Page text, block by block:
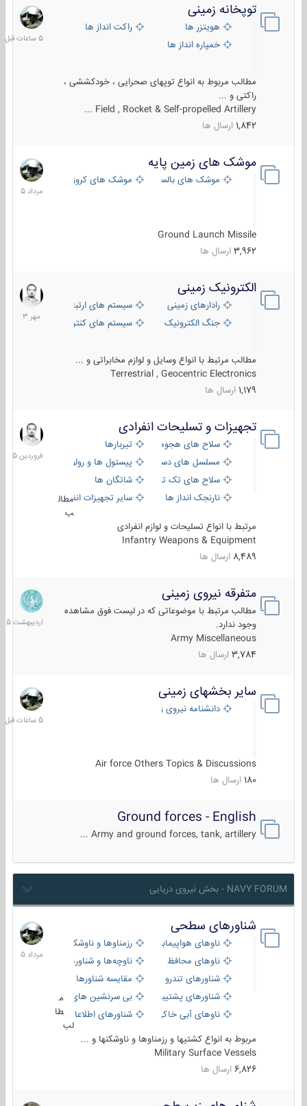
توپخانه زمینی
هویتزر ها
راکت انداز ها
خمپاره انداز ها
مطالب مربوط به انواع توپهای صحرایی ، خودکششی ،
راکتی و ...
Field , Rocket & Self-propelled Artillery ...
1,842 ارسال ها
5
ساعات
قبل
موشک های زمین پایه
موشک های بالستیک موشک های کروز
Ground Launch Missile
3,962 ارسال ها
2
مرداد
1405
الکترونیک زمینی
رادارهای زمینی
سیستم های ارتباطی و جمع آوری
جنگ الکترونیک
سیستم های کنترل آتش و تجهیزات
مطالب مرتبط با انواع وسایل و لوازم مخابراتی و ...
Terrestrial , Geocentric Electronics
1,179 ارسال ها
1
مهر
1403
تجهیزات و تسلیحات انفرادی
سلاح های هجومی
تیربارها
مسلسل های دستی
پیستول ها و رولورها
سلاح های تک تیر اندازیشاتگان ها
نارنجک انداز ها
سایر تجهیزات انفرادی
مطال
ب
مرتبط با انواع تسلیحات و لوازم انفرادی
Infantry Weapons & Equipment
8,489 ارسال ها
17
فروردین
1405
متفرقه نیروی زمینی
مطالب مرتبط با موضوعاتی که در لیست فوق مشاهده
وجود ندارد.
Army Miscellaneous
3,784 ارسال ها
27
1405
سایر بخشهای زمینی
دانشنامه نیروی زمینی
Air force Others Topics & Discussions
180 ارسال ها
5
ساعات
قبل
Ground forces - English
Army and ground forces, tank, artillery ...
NAVY FORUM - بخش نیروی دریایی
شناورهای سطحی
ناوهای هواپیمابر و بالگرد بررزمناوها و ناوشکن‌ها
ناوهای محافظ
ناوچه‌ها و شناورهای گشتی
شناورهای تندرو
مقایسه شناورها
شناورهای پشتیبانی
بی سرنشین های دریایی
ناوهای آبی خاکی و نیروبرشناورهای اطلاعاتی و جاسوسی
طا
لب
مربوط به انواع کشتیها و رزمناوها و ناوشکنها و ...
Military Surface Vessels
6,826 ارسال ها
2
مرداد
1405